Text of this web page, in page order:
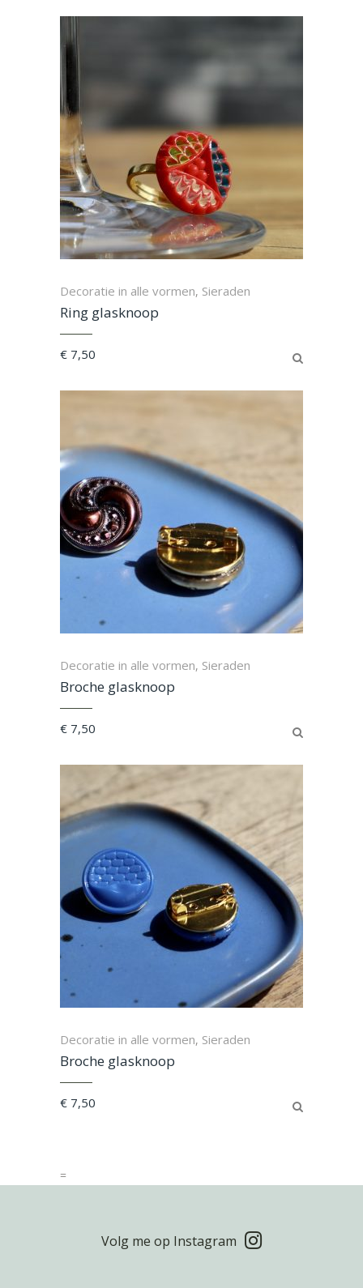
Decoratie in alle vormen, Sieraden
Ring glasknoop
€ 7,50
Decoratie in alle vormen, Sieraden
Broche glasknoop
€ 7,50
Decoratie in alle vormen, Sieraden
Broche glasknoop
€ 7,50
=
Volg me op Instagram